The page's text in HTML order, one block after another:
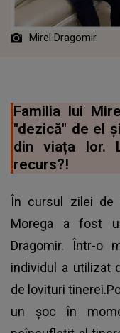
Mirel Dragomir
Familia lui
"dezică" de el
din viața lor.
recurs?!
​​În cursul zilei de
Morega a fost
Dragomir. Într-o
individul a utilizat
de lovituri
un șoc în